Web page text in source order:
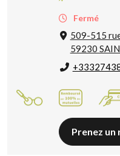
Fermé
509-515
59230
Prenez un